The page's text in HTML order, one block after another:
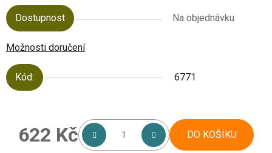
Dostupnost Na objednávku
Možnosti doručení
Kód: 6771
622 Kč DO KOŠÍKU